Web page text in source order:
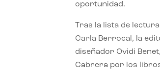
oportunidad.
Tras la lista de
Carla Berrocal, la
diseñador Ovidi
Cabrera por los